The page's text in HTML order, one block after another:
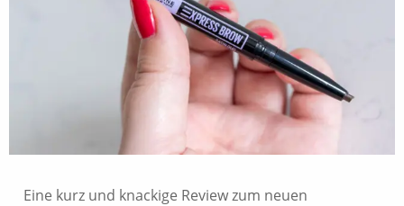
Eine kurz und knackige Review zum neuen